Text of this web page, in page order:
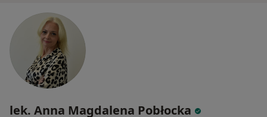
lek. Anna Magdalena Pobłocka